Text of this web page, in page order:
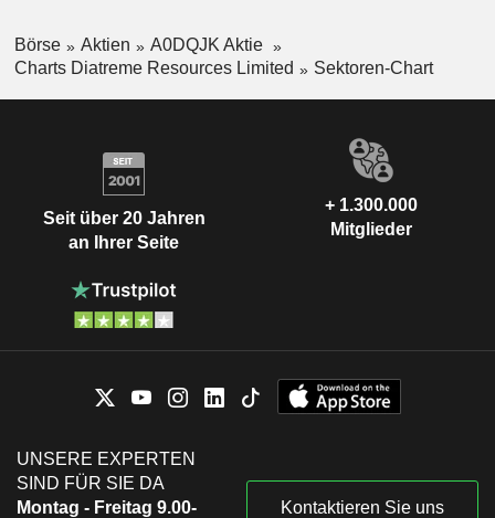
Börse Aktien
A0DQJK Aktie
Charts Diatreme Resources Limited
Sektoren-Chart
Seit über 20 Jahren
an Ihrer Seite
+ 1.300.000
Mitglieder
UNSERE EXPERTEN
SIND FÜR SIE DA
Montag - Freitag 9.00-
Kontaktieren Sie uns